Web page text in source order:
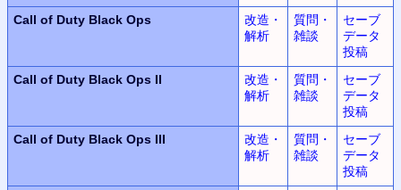
Call of Duty Black Ops
改造・
解析
質問・
雑談
セーブ
データ
投稿
Call of Duty Black Ops II
改造・
解析
質問・
雑談
セーブ
データ
投稿
Call of Duty Black Ops III
改造・
解析
質問・
雑談
セーブ
データ
投稿